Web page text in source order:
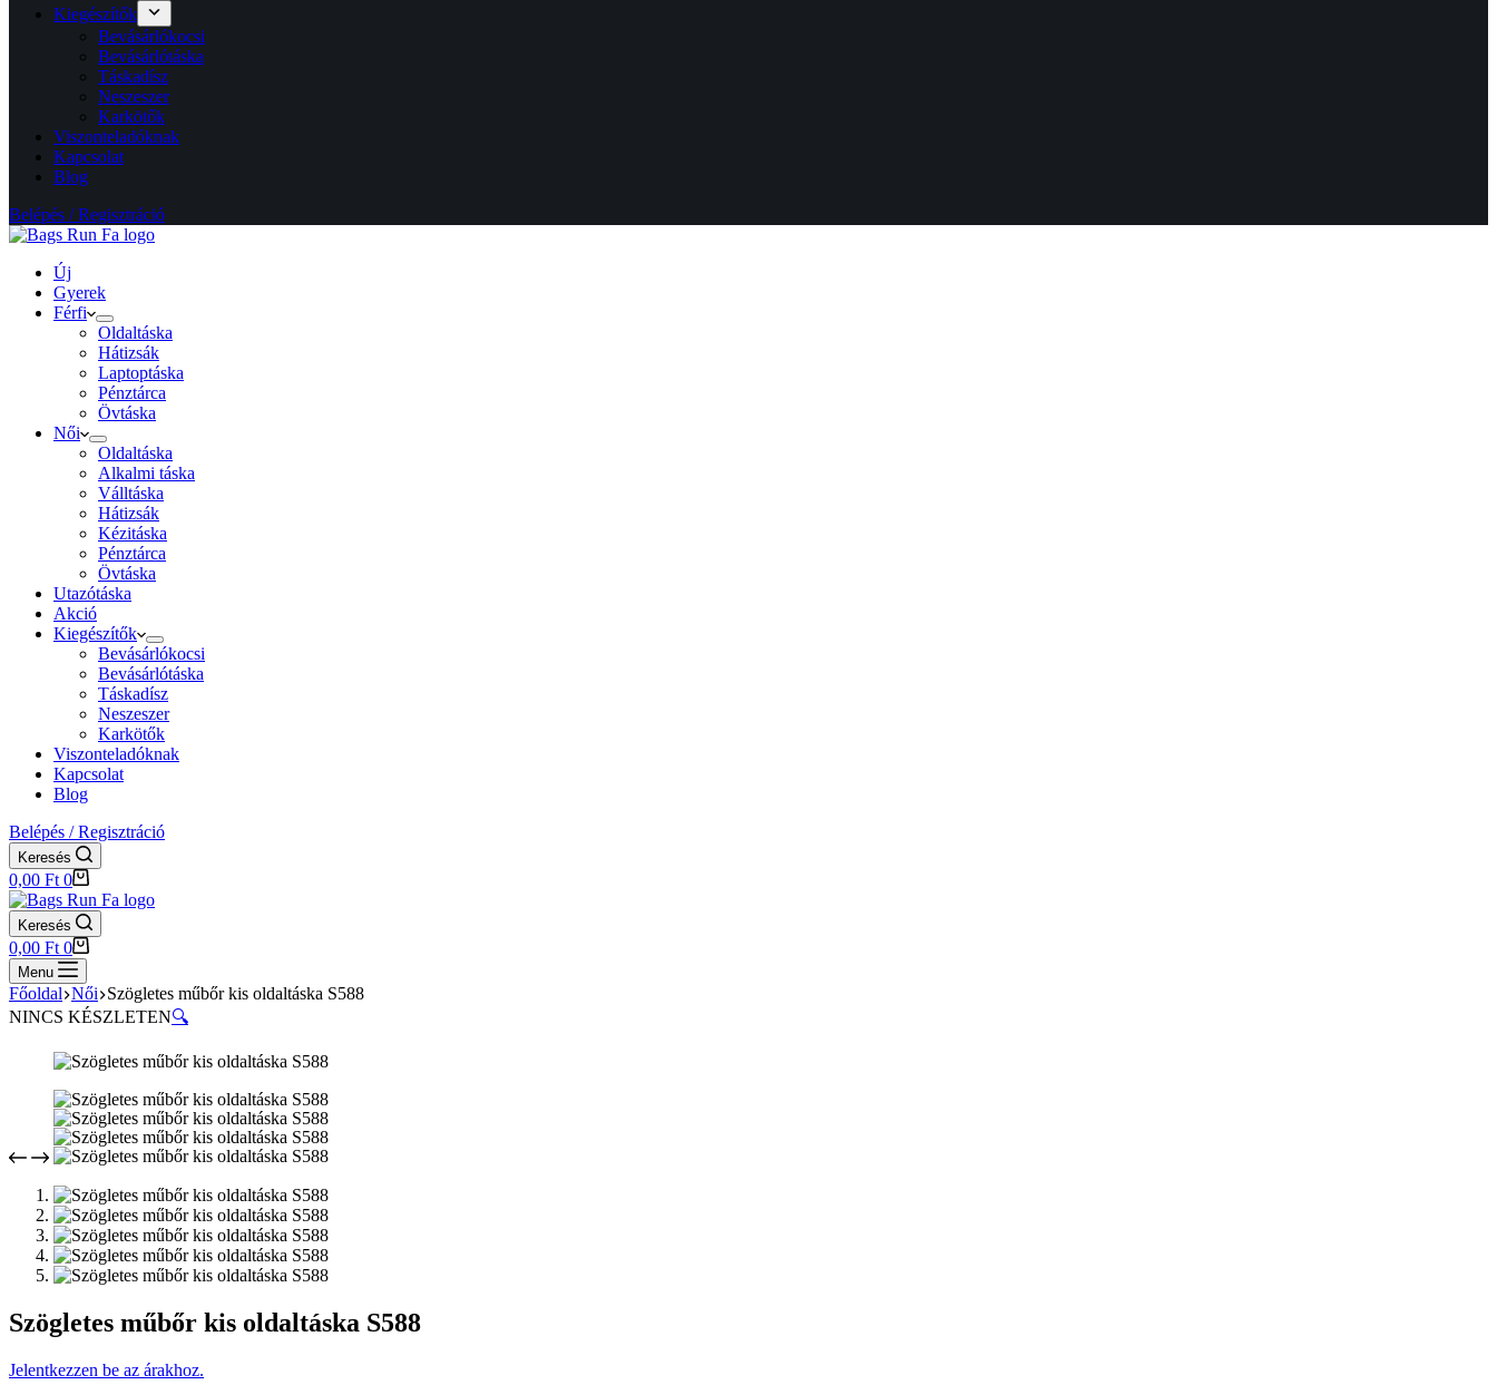
Kiegészítők
Bevásárlókocsi
Bevásárlótáska
Táskadísz
Neszeszer
Karkötők
Viszonteladóknak
Kapcsolat
Blog
Belépés / Regisztráció
Új
Gyerek
Férfi
Oldaltáska
Hátizsák
Laptoptáska
Pénztárca
Övtáska
Női
Oldaltáska
Alkalmi táska
Válltáska
Hátizsák
Kézitáska
Pénztárca
Övtáska
Utazótáska
Akció
Kiegészítők
Bevásárlókocsi
Bevásárlótáska
Táskadísz
Neszeszer
Karkötők
Viszonteladóknak
Kapcsolat
Blog
Belépés / Regisztráció
Keresés
Shopping
cart
0,00 Ft 0
Keresés
Shopping
cart
0,00 Ft 0
Menu
Főoldal Női Szögletes műbőr kis oldaltáska S588
NINCS KÉSZLETEN🔍
Szögletes műbőr kis oldaltáska S588
Jelentkezzen be az árakhoz.